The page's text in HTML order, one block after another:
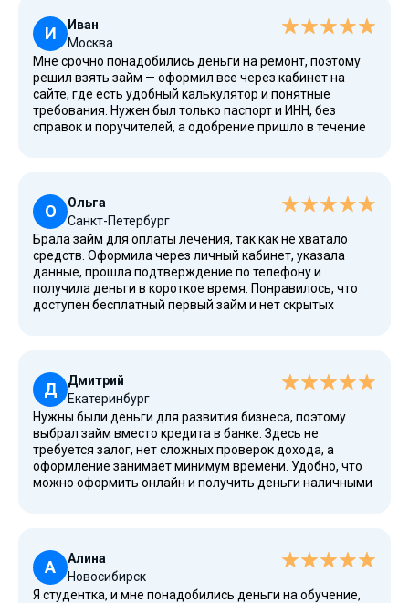
И
Иван
Москва
Мне срочно понадобились деньги на ремонт, поэтому
решил взять займ — оформил все через кабинет на
сайте, где есть удобный калькулятор и понятные
требования. Нужен был только паспорт и ИНН, без
справок и поручителей, а одобрение пришло в течение
О
Ольга
Санкт-Петербург
Брала займ для оплаты лечения, так как не хватало
средств. Оформила через личный кабинет, указала
данные, прошла подтверждение по телефону и
получила деньги в короткое время. Понравилось, что
доступен бесплатный первый займ и нет скрытых
Д
Дмитрий
Екатеринбург
Нужны были деньги для развития бизнеса, поэтому
выбрал займ вместо кредита в банке. Здесь не
требуется залог, нет сложных проверок дохода, а
оформление занимает минимум времени. Удобно, что
можно оформить онлайн и получить деньги наличными
А
Алина
Новосибирск
Я студентка, и мне понадобились деньги на обучение,